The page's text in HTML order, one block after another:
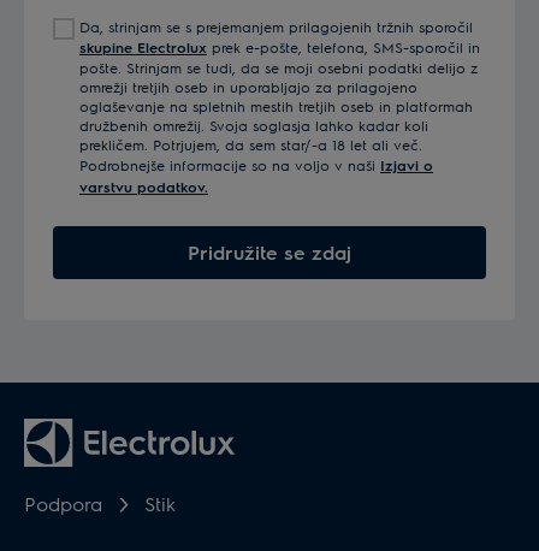
poštni
naslov
Da, strinjam se s prejemanjem prilagojenih tržnih sporočil
skupine Electrolux prek e-pošte, telefona, SMS-sporočil in
pošte. Strinjam se tudi, da se moji osebni podatki delijo z
omrežji tretjih oseb in uporabljajo za prilagojeno
oglaševanje na spletnih mestih tretjih oseb in platformah
družbenih omrežij. Svoja soglasja lahko kadar koli
prekličem. Potrjujem, da sem star/-a 18 let ali več.
Podrobnejše informacije so na voljo v naši Izjavi o
varstvu podatkov.
Pridružite se zdaj
Podpora Stik